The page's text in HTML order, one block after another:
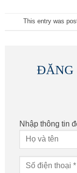
This entry was
ĐĂNG
Nhập thông tin